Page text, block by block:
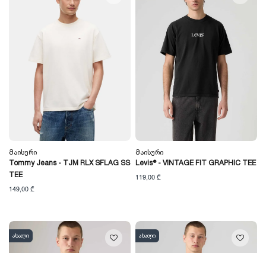
Მაისური
Tommy Jeans - TJM RLX SFLAG SS
TEE
149,00 ₾
Მაისური
Levis® - VINTAGE FIT GRAPHIC TEE
119,00 ₾
ახალი ახალი